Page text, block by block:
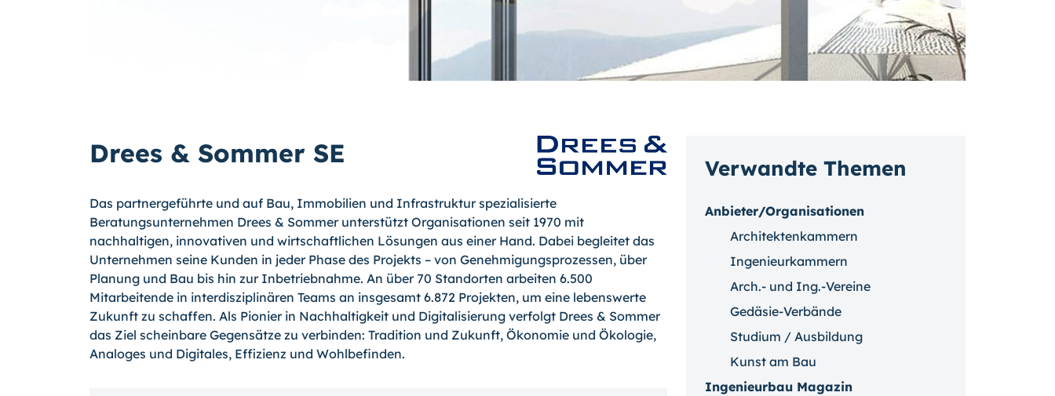
Drees & Sommer SE
Das partnergeführte und auf Bau, Immobilien und Infrastruktur spezialisierte
Beratungsunternehmen Drees & Sommer unterstützt Organisationen seit 1970 mit
nachhaltigen, innovativen und wirtschaftlichen Lösungen aus einer Hand. Dabei begleitet das
Unternehmen seine Kunden in jeder Phase des Projekts – von Genehmigungsprozessen, über
Planung und Bau bis hin zur Inbetriebnahme. An über 70 Standorten arbeiten 6.500
Mitarbeitende in interdisziplinären Teams an insgesamt 6.872 Projekten, um eine lebenswerte
Zukunft zu schaffen. Als Pionier in Nachhaltigkeit und Digitalisierung verfolgt Drees & Sommer
das Ziel scheinbare Gegensätze zu verbinden: Tradition und Zukunft, Ökonomie und Ökologie,
Analoges und Digitales, Effizienz und Wohlbefinden.
Verwandte Themen
Anbieter/Organisationen
Architektenkammern
Ingenieurkammern
Arch.- und Ing.-Vereine
Gedäsie-Verbände
Studium / Ausbildung
Kunst am Bau
Ingenieurbau Magazin